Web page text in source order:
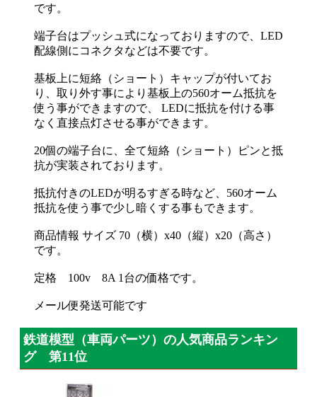
です。
端子台はプッシュ式になっておりますので、LED
配線側にコネクタなどは不要です。
基板上に短絡（ショート）キャップが付いてお
り、取り外す事により基板上の560オーム抵抗を
使う事ができますので、 LEDに抵抗を付ける事
なく直接点灯させる事ができます。
20個の端子台に、全て短絡（ショート）ピンと抵
抗が実装されております。
抵抗付きのLEDが明るすぎる時など、560オーム
抵抗を使う事で少し暗くする事もできます。
商品情報 サイズ 70（横）x40（縦）x20（高さ）
です。
定格 100v 8A 1台の価格です。
メール便発送可能です
鉄道模型（車両パーツ）の人気商品ランキン
グ 第11位